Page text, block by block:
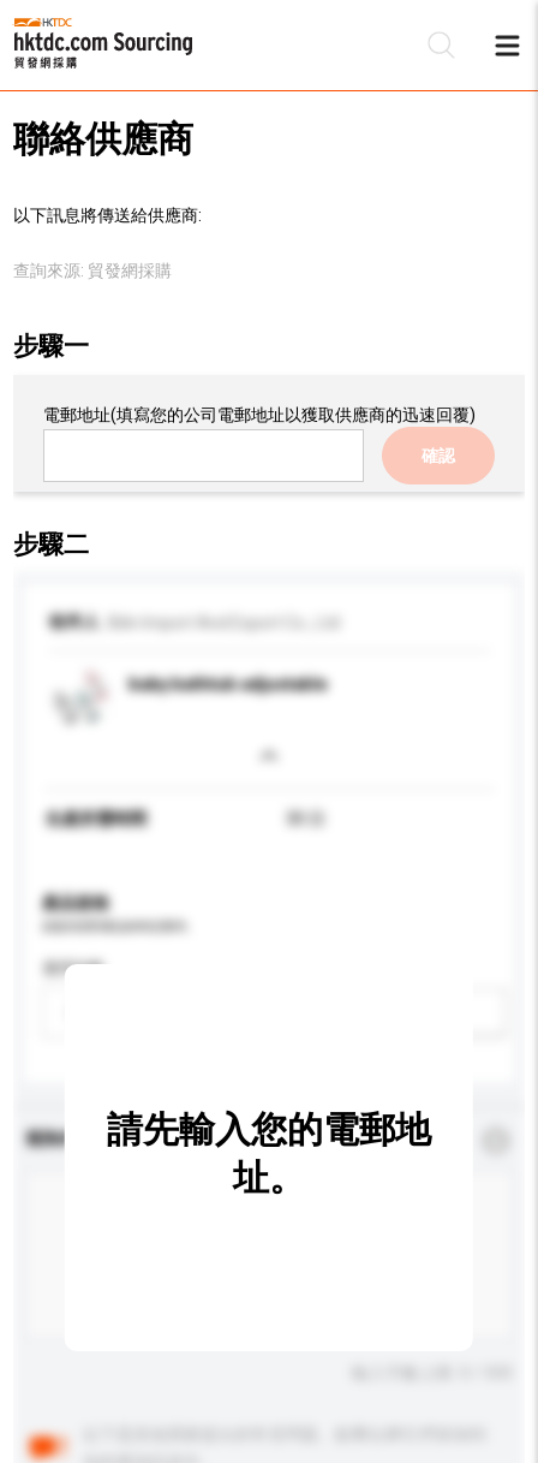
聯絡供應商
以下訊息將傳送給供應商:
查詢來源: 貿發網採購
步驟一
電郵地址(填寫您的公司電郵地址以獲取供應商的迅速回覆)
確認
步驟二
收件人
baby bathtub adjustable
生產所需時間 30 日
產品規格
適用年齡
查詢內容 *必須填寫
請先輸入您的電郵地
址。